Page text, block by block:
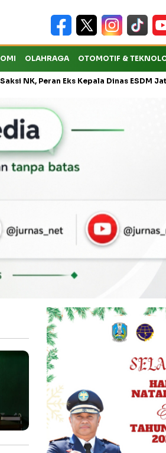
OLAHRAGA OTOMOTIF &
Eks Kepala Dinas ESDM Jatim dalam